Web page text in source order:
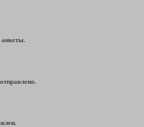
анкеты.